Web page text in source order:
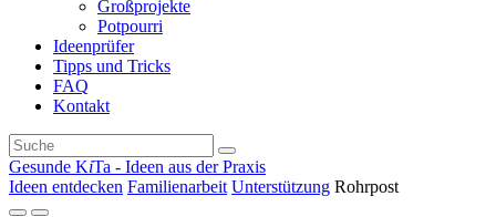
Großprojekte
Potpourri
Ideenprüfer
Tipps und Tricks
FAQ
Kontakt
Gesunde KiTa - Ideen aus der Praxis
Ideen entdecken Familienarbeit Unterstützung Rohrpost